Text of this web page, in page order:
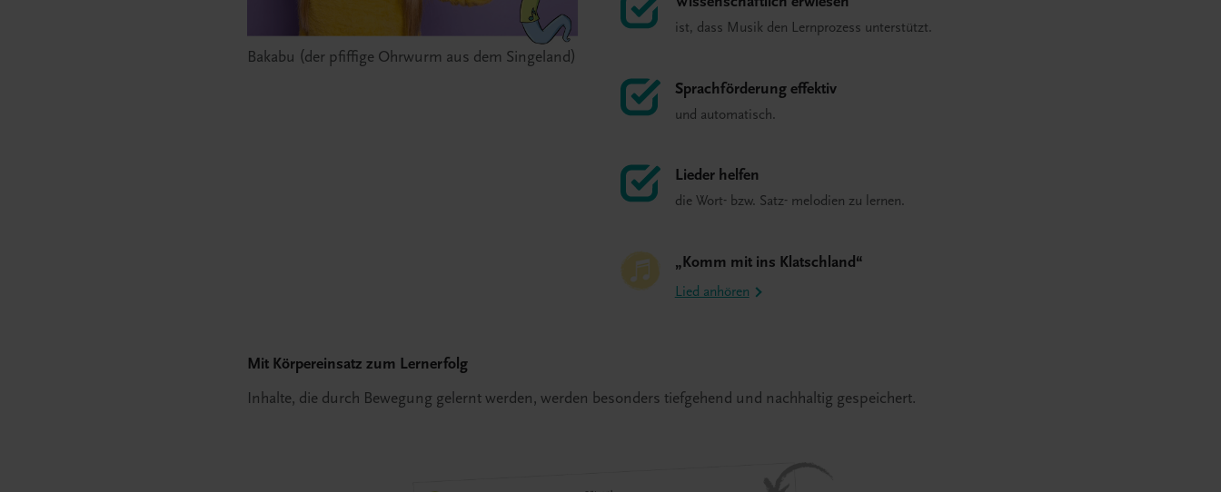
Bakabu (der pfiffige Ohrwurm aus dem Singeland)
ist, dass Musik den Lernprozess unterstützt.
Sprachförderung effektiv
und automatisch.
Lieder helfen
die Wort- bzw. Satz- melodien zu lernen.
„Komm mit ins Klatschland“
Lied anhören
Mit Körpereinsatz zum Lernerfolg
Inhalte, die durch Bewegung gelernt werden, werden besonders tiefgehend und nachhaltig gespeichert.